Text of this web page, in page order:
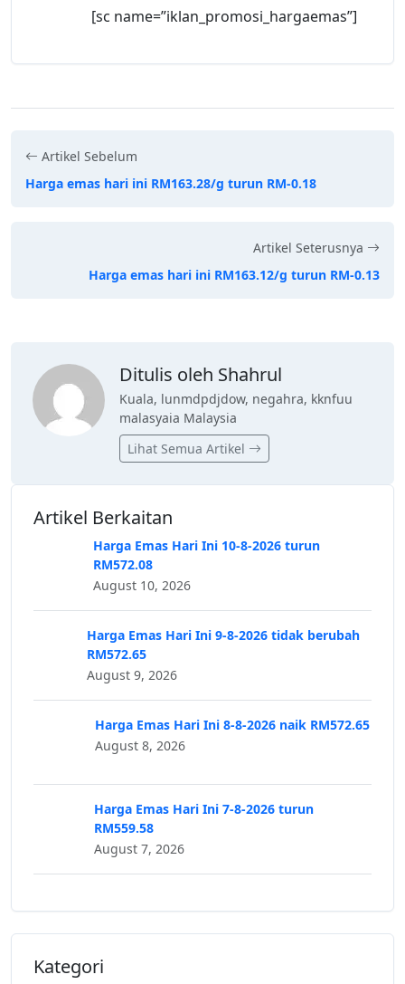
[sc name=”iklan_promosi_hargaemas”]
Artikel Sebelum
Harga emas hari ini RM163.28/g turun RM-0.18
Artikel Seterusnya
Harga emas hari ini RM163.12/g turun RM-0.13
Ditulis oleh Shahrul
Kuala, lunmdpdjdow, negahra, kknfuu
malasyaia Malaysia
Lihat Semua Artikel
Artikel Berkaitan
Harga Emas Hari Ini 10-8-2026 turun
RM572.08
August 10, 2026
Harga Emas Hari Ini 9-8-2026 tidak berubah
RM572.65
August 9, 2026
Harga Emas Hari Ini 8-8-2026 naik RM572.65
August 8, 2026
Harga Emas Hari Ini 7-8-2026 turun
RM559.58
August 7, 2026
Kategori